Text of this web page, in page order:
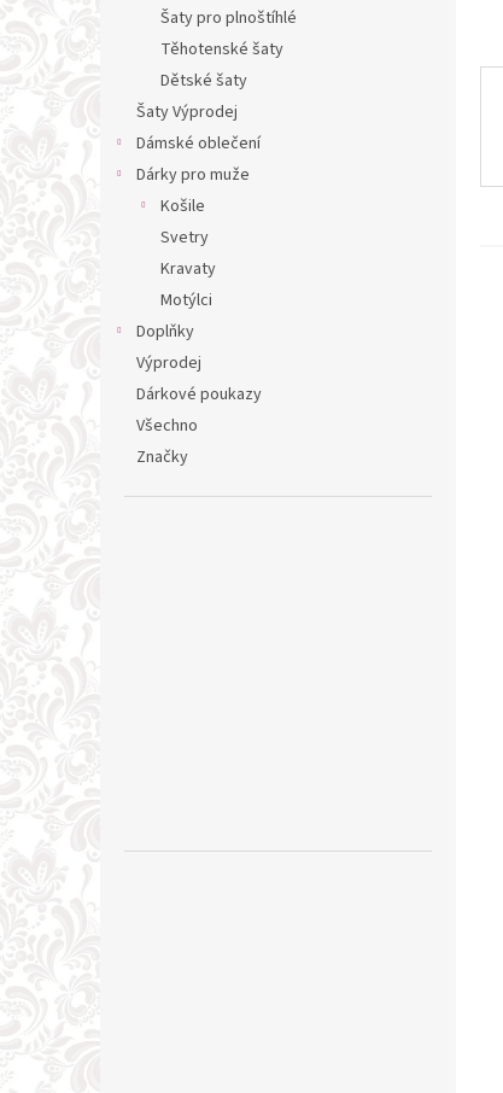
Šaty pro plnoštíhlé
Těhotenské šaty
Dětské šaty
Šaty Výprodej
Dámské oblečení
Dárky pro muže
Košile
Svetry
Kravaty
Motýlci
Doplňky
Výprodej
Dárkové poukazy
Všechno
Značky